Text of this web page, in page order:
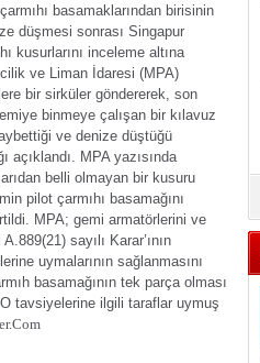
basamaklarından birisinin
düşmesi sonrası Singapur
kusurlarını inceleme altına
ve Liman İdaresi (MPA)
bir sirküler göndererek, son
binmeye çalışan bir kılavuz
ve denize düştüğü
açıklandı. MPA yazısında
belli olmayan bir kusuru
pilot çarmıhı basamağını
MPA; gemi armatörlerini ve
sayılı Karar’ının
uymalarının sağlanmasını
basamağının tek parça olması
tavsiyelerine ilgili taraflar uymuş